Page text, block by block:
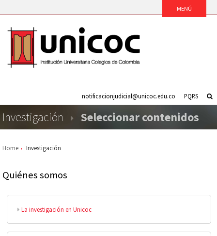
PQRS
notificacionjudicial@unicoc.edu.co
Investigación Seleccionar contenidos
Home Investigación
Quiénes somos
La investigación en Unicoc